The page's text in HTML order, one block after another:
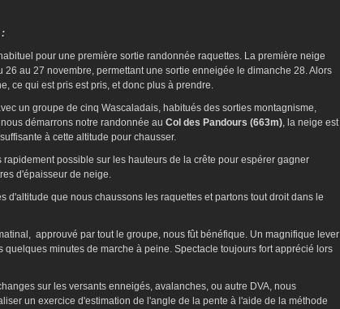
:
pour une première sortie randonnée raquettes. La première neige
26 au 27 novembre, permettant une sortie enneigée le dimanche 28. Alors
ce qui est pris est pris, et donc plus à prendre.
un groupe de cinq Wascaladais, habitués des sorties montagnisme,
démarrons notre randonnée au Col des Pandours (663m), la neige est
à cette altitude pour chausser.
rapidement possible sur les hauteurs de la crête pour espérer gagner
d'épaisseur de neige.
d'altitude que nous chaussons les raquettes et partons tout droit dans le
approuvé par tout le groupe, nous fût bénéfique. Un magnifique lever
quelques minutes de marche à peine. Spectacle toujours fort apprécié lors
sur les versants enneigés, avalanches, ou autre DVA, nous
un exercice d'estimation de l'angle de la pente à l'aide de la méthode